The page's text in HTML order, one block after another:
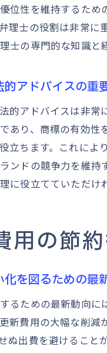
位性を維持するた
理士の役割は非常
士の専門的な知識と
アドバイスの重
的アドバイスは非
あり、商標の有効
立ちます。これに
ンドの競争力を維
に役立てていただけ
用の節
を図るための最
るための最新動向
新費用の大幅な削
ぬ出費を避けるこ